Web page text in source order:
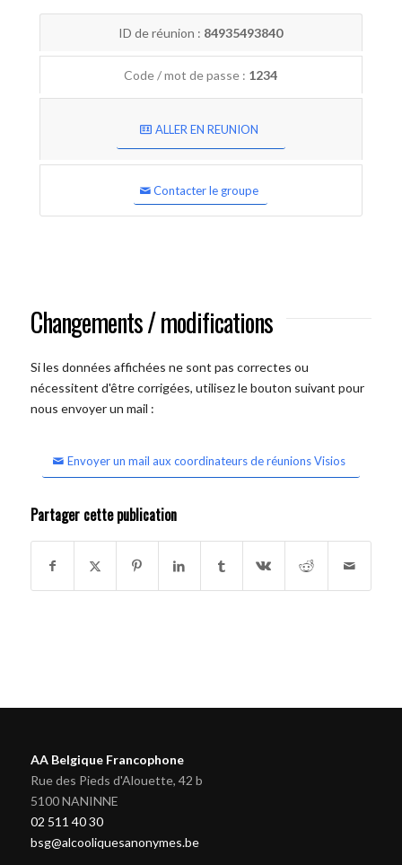
ID de réunion : 84935493840
Code / mot de passe : 1234
ALLER EN REUNION
Contacter le groupe
Changements / modifications
Si les données affichées ne sont pas correctes ou
nécessitent d'être corrigées, utilisez le bouton suivant pour
nous envoyer un mail :
Envoyer un mail aux coordinateurs de réunions Visios
Partager cette publication
AA Belgique Francophone
Rue des Pieds d'Alouette, 42 b
5100 NANINNE
02 511 40 30
bsg@alcooliquesanonymes.be